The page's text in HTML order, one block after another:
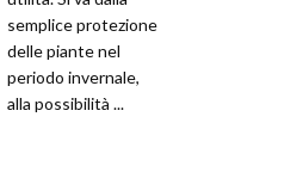
semplice protezione
delle piante nel
periodo invernale,
alla possibilità ...